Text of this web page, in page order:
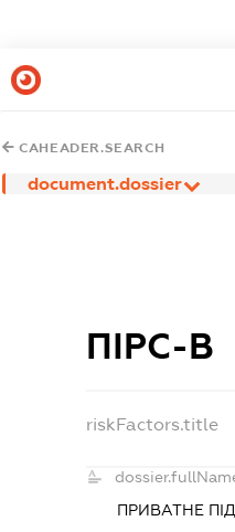
CAHEADER.SEARCH
document.dossier
ПІРС-В
riskFactors.title
ПРИВАТНЕ